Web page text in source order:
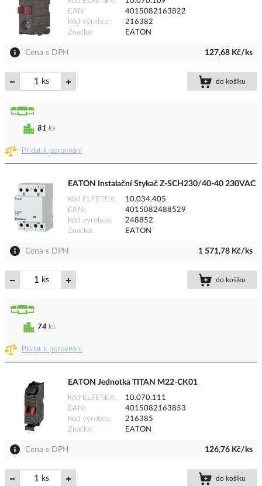
EAN
4015082163822
Kód výrobce
216382
Značka
EATON
Cena s DPH 127,68 Kč/ks
ks do košíku
Přidat k porovnání
81 ks
EATON Instalační Stykač Z-SCH230/40-40 230VAC
Kód ELFETEX
10.034.405
EAN
4015082488529
Kód výrobce
248852
Značka
EATON
Cena s DPH 1 571,78 Kč/ks
ks do košíku
Přidat k porovnání
74 ks
EATON Jednotka TITAN M22-CK01
Kód ELFETEX
10.070.111
EAN
4015082163853
Kód výrobce
216385
Značka
EATON
Cena s DPH 126,76 Kč/ks
ks do košíku